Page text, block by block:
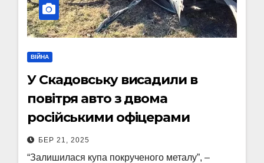
ВІЙНА
У Скадовську висадили в
повітря авто з двома
російськими офіцерами
БЕР 21, 2025
“Залишилася купа покрученого металу”, –